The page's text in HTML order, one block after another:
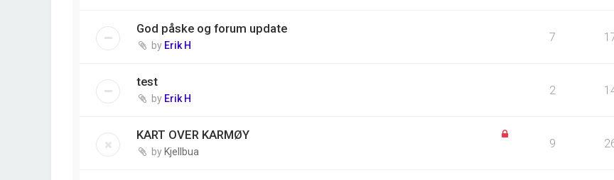
God påske og forum update
by Erik H
7
test
by Erik H
2
KART OVER KARMØY
by Kjellbua
9